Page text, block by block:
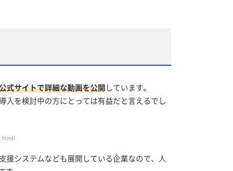
式サイトで詳細な動画を公開しています。
入を検討中の方にとっては有益だと言えるでし
）
援システムなども展開している企業なので、人